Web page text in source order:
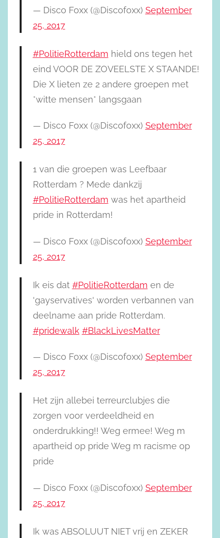
— Disco Foxx (@Discofoxx) September
25, 2017
#PolitieRotterdam hield ons tegen het
eind VOOR DE ZOVEELSTE X STAANDE!
Die X lieten ze 2 andere groepen met
*witte mensen* langsgaan
— Disco Foxx (@Discofoxx) September
25, 2017
1 van die groepen was Leefbaar
Rotterdam ? Mede dankzij
#PolitieRotterdam was het apartheid
pride in Rotterdam!
— Disco Foxx (@Discofoxx) September
25, 2017
Ik eis dat #PolitieRotterdam en de
'gayservatives' worden verbannen van
deelname aan pride Rotterdam.
#pridewalk #BlackLivesMatter
— Disco Foxx (@Discofoxx) September
25, 2017
Het zijn allebei terreurclubjes die
zorgen voor verdeeldheid en
onderdrukking!! Weg ermee! Weg m
apartheid op pride Weg m racisme op
pride
— Disco Foxx (@Discofoxx) September
25, 2017
Ik was ABSOLUUT NIET vrij en ZEKER